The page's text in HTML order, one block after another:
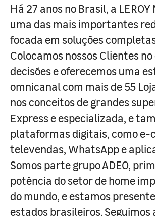
Há 27 anos no Brasil, a LEROY
uma das mais importantes
focada em soluções
Colocamos nossos Clientes
decisões e oferecemos uma
omnicanal com mais de 55
nos conceitos de grandes
Express e especializada, e
plataformas digitais, como e-
televendas, WhatsApp e
Somos parte grupo ADEO,
potência do setor de home
do mundo, e estamos
estados brasileiros.